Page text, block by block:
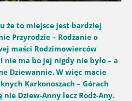
że to miejsce jest bardziej
Przyrodzie – Rodżanie o
maści Rodzimowierców
ma bo jej nigdy nie było – a
Dziewannie. W więc macie
Karkonoszach – Górach
nie Dziew-Anny lecz Rodż-Any.